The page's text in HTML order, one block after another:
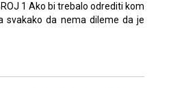
1 Ako bi trebalo odrediti kom
svakako da nema dileme da je